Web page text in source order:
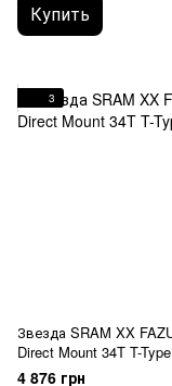
Купить
3
Звезда SRAM XX
Direct Mount 34T T-Type
4 876 грн